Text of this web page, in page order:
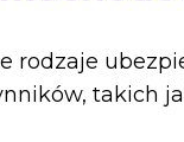
rodzaje